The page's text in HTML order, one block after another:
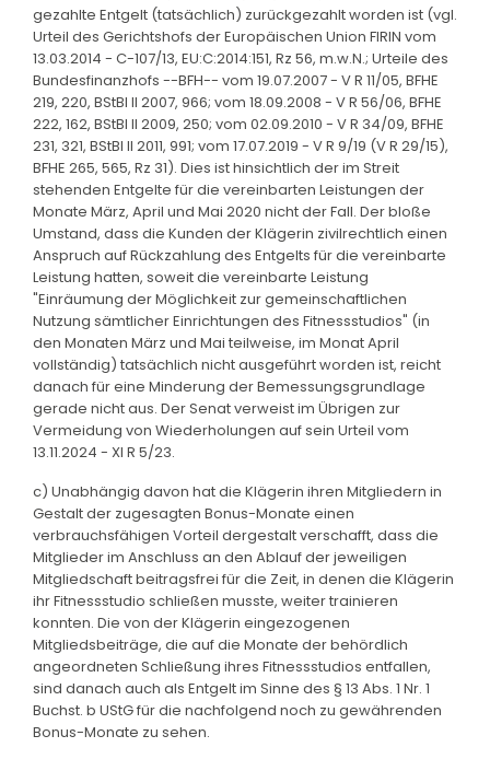
gezahlte Entgelt (tatsächlich) zurückgezahlt worden ist (vgl.
Urteil des Gerichtshofs der Europäischen Union FIRIN vom
13.03.2014 - C-107/13, EU:C:2014:151, Rz 56, m.w.N.; Urteile des
Bundesfinanzhofs --BFH-- vom 19.07.2007 - V R 11/05, BFHE
219, 220, BStBl II 2007, 966; vom 18.09.2008 - V R 56/06, BFHE
222, 162, BStBl II 2009, 250; vom 02.09.2010 - V R 34/09, BFHE
231, 321, BStBl II 2011, 991; vom 17.07.2019 - V R 9/19 (V R 29/15),
BFHE 265, 565, Rz 31). Dies ist hinsichtlich der im Streit
stehenden Entgelte für die vereinbarten Leistungen der
Monate März, April und Mai 2020 nicht der Fall. Der bloße
Umstand, dass die Kunden der Klägerin zivilrechtlich einen
Anspruch auf Rückzahlung des Entgelts für die vereinbarte
Leistung hatten, soweit die vereinbarte Leistung
"Einräumung der Möglichkeit zur gemeinschaftlichen
Nutzung sämtlicher Einrichtungen des Fitnessstudios" (in
den Monaten März und Mai teilweise, im Monat April
vollständig) tatsächlich nicht ausgeführt worden ist, reicht
danach für eine Minderung der Bemessungsgrundlage
gerade nicht aus. Der Senat verweist im Übrigen zur
Vermeidung von Wiederholungen auf sein Urteil vom
13.11.2024 - XI R 5/23.
c) Unabhängig davon hat die Klägerin ihren Mitgliedern in
Gestalt der zugesagten Bonus-Monate einen
verbrauchsfähigen Vorteil dergestalt verschafft, dass die
Mitglieder im Anschluss an den Ablauf der jeweiligen
Mitgliedschaft beitragsfrei für die Zeit, in denen die Klägerin
ihr Fitnessstudio schließen musste, weiter trainieren
konnten. Die von der Klägerin eingezogenen
Mitgliedsbeiträge, die auf die Monate der behördlich
angeordneten Schließung ihres Fitnessstudios entfallen,
sind danach auch als Entgelt im Sinne des § 13 Abs. 1 Nr. 1
Buchst. b UStG für die nachfolgend noch zu gewährenden
Bonus-Monate zu sehen.